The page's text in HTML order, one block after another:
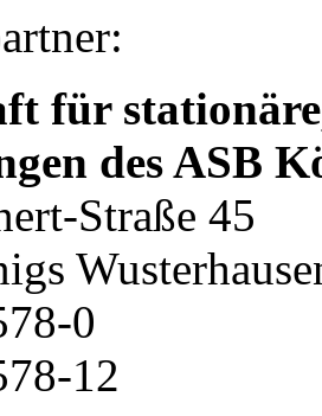
für
des ASB
Straße 45
0
12